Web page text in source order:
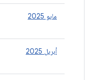
مايو 2025
أبريل 2025